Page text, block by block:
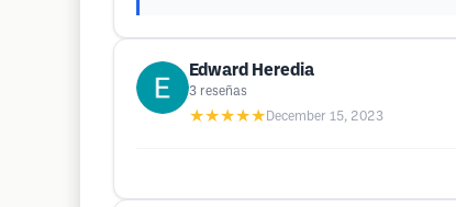
Edward Heredia
3 reseñas
★★★★★ December 15, 2023